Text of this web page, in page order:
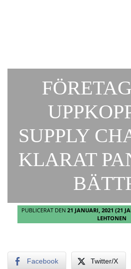
SUPPLY
KLARAT
PUBLICERAT DEN 21 JANUARI, 2021 (21
LEHTONEN
Facebook Twitter/X